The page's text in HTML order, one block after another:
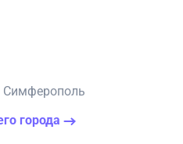
Симферополь
города